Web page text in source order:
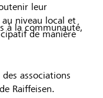
leur
niveau local et
de manière
à la communauté,
associations
Raiffeisen.